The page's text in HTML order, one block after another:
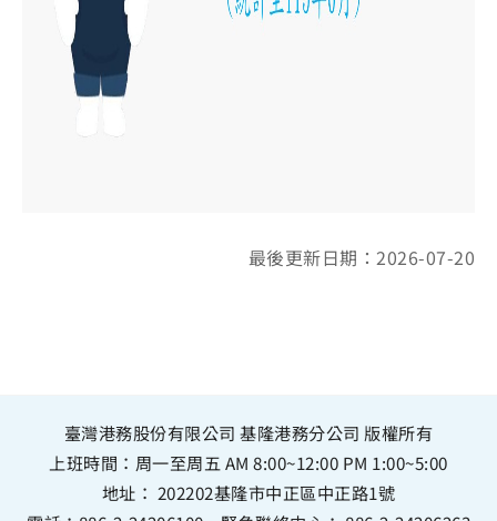
最後更新日期：2026-07-20
臺灣港務股份有限公司 基隆港務分公司 版權所有
上班時間：周一至周五 AM 8:00~12:00 PM 1:00~5:00
地址： 202202基隆市中正區中正路1號